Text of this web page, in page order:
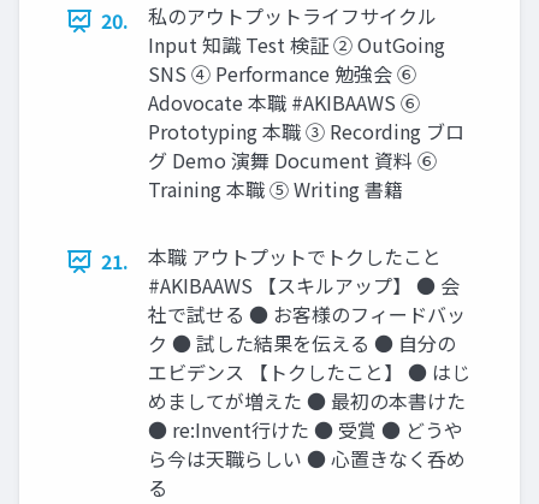
20.
私のアウトプットライフサイクル
Input 知識 Test 検証 ② OutGoing
SNS ④ Performance 勉強会 ⑥
Adovocate 本職 #AKIBAAWS ⑥
Prototyping 本職 ③ Recording ブロ
グ Demo 演舞 Document 資料 ⑥
Training 本職 ⑤ Writing 書籍
21.
本職 アウトプットでトクしたこと
#AKIBAAWS 【スキルアップ】 ● 会
社で試せる ● お客様のフィードバッ
ク ● 試した結果を伝える ● 自分の
エビデンス 【トクしたこと】 ● はじ
めましてが増えた ● 最初の本書けた
● re:Invent行けた ● 受賞 ● どうや
ら今は天職らしい ● 心置きなく呑め
る